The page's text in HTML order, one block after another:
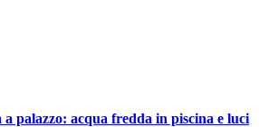
palazzo: acqua fredda in piscina e luci